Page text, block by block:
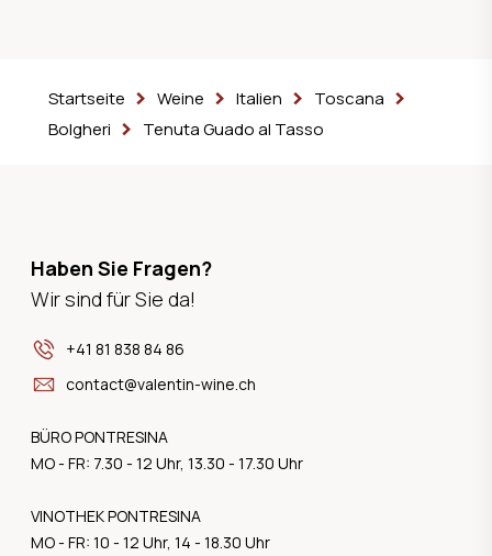
Startseite Weine Italien
Toscana
Bolgheri
Tenuta Guado al Tasso
Haben Sie Fragen?
Wir sind für Sie da!
+41 81 838 84 86
contact@valentin-wine.ch
BÜRO PONTRESINA
MO - FR: 7.30 - 12 Uhr, 13.30 - 17.30 Uhr
VINOTHEK PONTRESINA
MO - FR: 10 - 12 Uhr, 14 - 18.30 Uhr